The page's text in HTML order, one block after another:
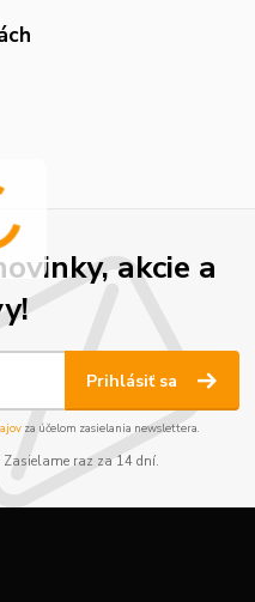
akcie a
Prihlásiť sa
za účelom zasielania newslettera.
Zasielame raz za 14 dní.